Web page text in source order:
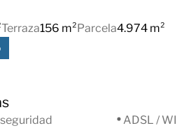
Terraza156 m²Parcela4.974 m²
ADSL /